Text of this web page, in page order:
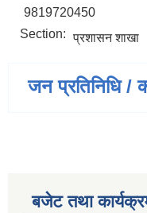
9819720450
Section: प्रशासन शाखा
जन प्रतिनिधि /
बजेट तथा